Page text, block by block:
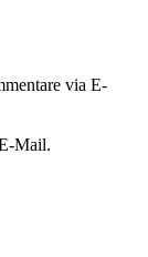
via E-
Mail.